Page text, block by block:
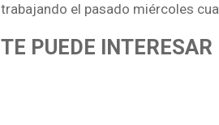
trabajando el pasado miércoles
TE PUEDE INTERESAR